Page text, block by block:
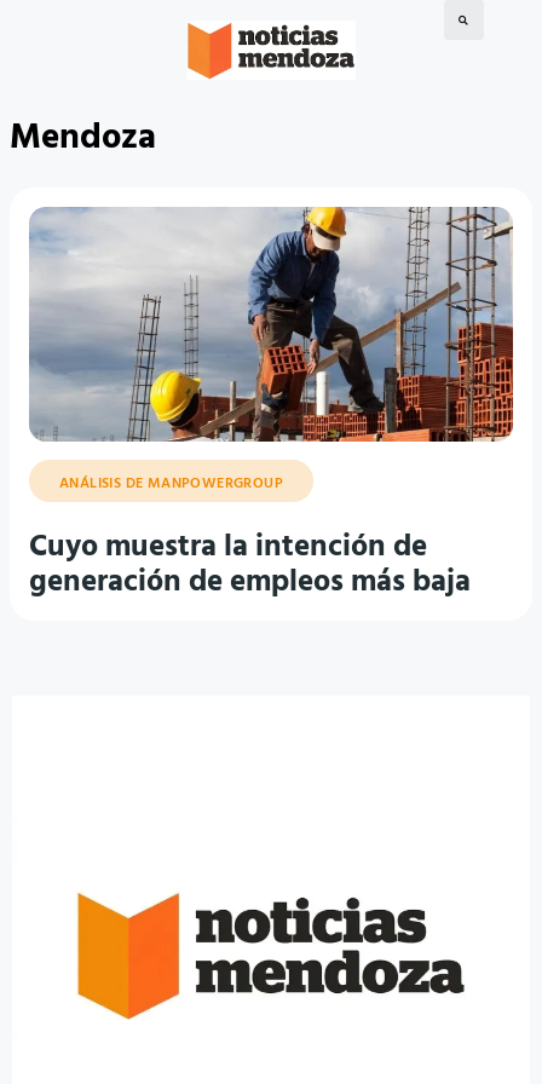
Mendoza
ANÁLISIS DE MANPOWERGROUP
Cuyo muestra la intención de
generación de empleos más baja